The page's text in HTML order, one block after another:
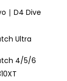
∣ D4 Dive
Ultra
4/5/6